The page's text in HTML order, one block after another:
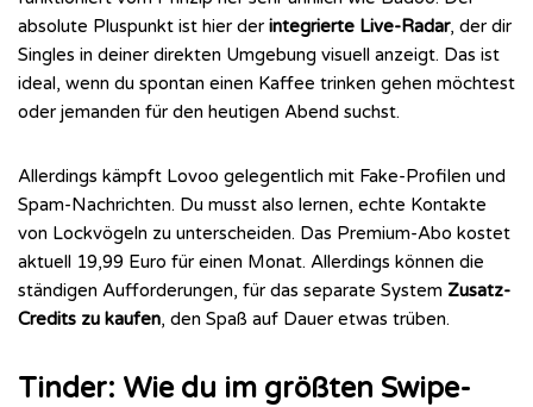
absolute Pluspunkt ist hier der integrierte Live-Radar, der dir
Singles in deiner direkten Umgebung visuell anzeigt. Das ist
ideal, wenn du spontan einen Kaffee trinken gehen möchtest
oder jemanden für den heutigen Abend suchst.
Allerdings kämpft Lovoo gelegentlich mit Fake-Profilen und
Spam-Nachrichten. Du musst also lernen, echte Kontakte
von Lockvögeln zu unterscheiden. Das Premium-Abo kostet
aktuell 19,99 Euro für einen Monat. Allerdings können die
ständigen Aufforderungen, für das separate System Zusatz-
Credits zu kaufen, den Spaß auf Dauer etwas trüben.
Tinder: Wie du im größten Swipe-